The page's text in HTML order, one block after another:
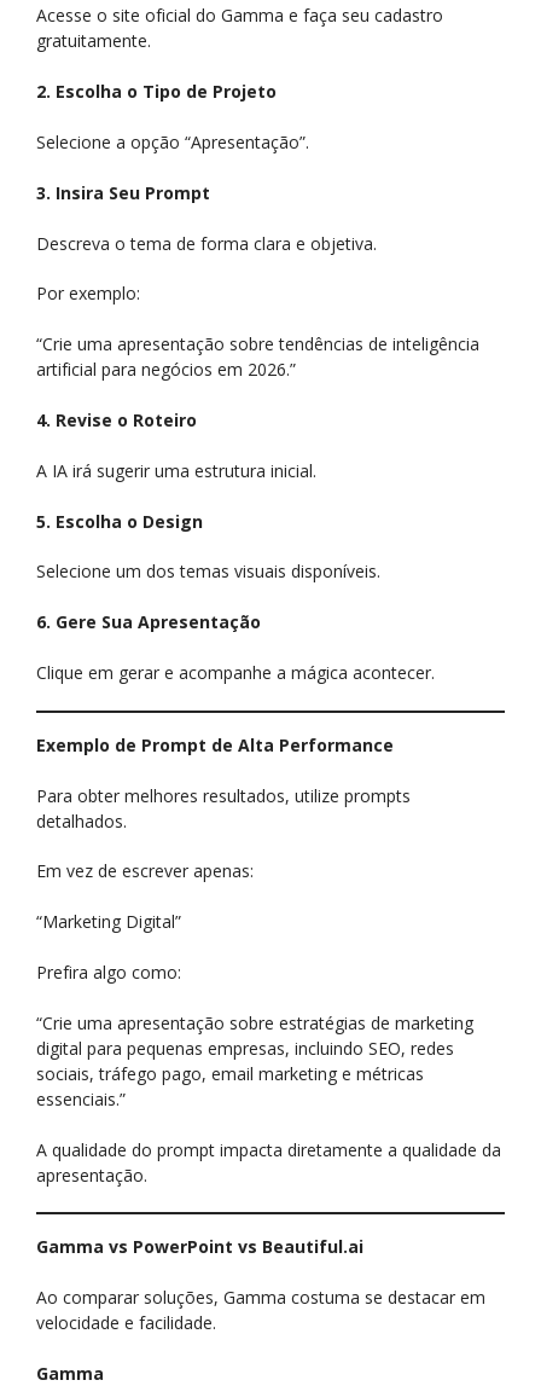
Acesse o site oficial do Gamma e faça seu cadastro
gratuitamente.
2. Escolha o Tipo de Projeto
Selecione a opção “Apresentação”.
3. Insira Seu Prompt
Descreva o tema de forma clara e objetiva.
Por exemplo:
“Crie uma apresentação sobre tendências de inteligência
artificial para negócios em 2026.”
4. Revise o Roteiro
A IA irá sugerir uma estrutura inicial.
5. Escolha o Design
Selecione um dos temas visuais disponíveis.
6. Gere Sua Apresentação
Clique em gerar e acompanhe a mágica acontecer.
Exemplo de Prompt de Alta Performance
Para obter melhores resultados, utilize prompts
detalhados.
Em vez de escrever apenas:
“Marketing Digital”
Prefira algo como:
“Crie uma apresentação sobre estratégias de marketing
digital para pequenas empresas, incluindo SEO, redes
sociais, tráfego pago, email marketing e métricas
essenciais.”
A qualidade do prompt impacta diretamente a qualidade da
apresentação.
Gamma vs PowerPoint vs Beautiful.ai
Ao comparar soluções, Gamma costuma se destacar em
velocidade e facilidade.
Gamma